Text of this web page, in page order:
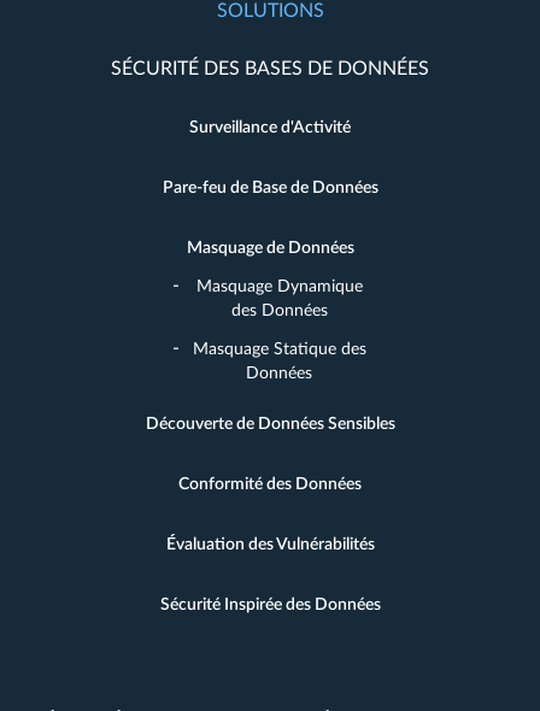
SOLUTIONS
SÉCURITÉ DES BASES DE DONNÉES
Surveillance d'Activité
Pare-feu de Base de Données
Masquage de Données
Masquage Dynamique
des Données
Masquage Statique des
Données
Découverte de Données Sensibles
Conformité des Données
Évaluation des Vulnérabilités
Sécurité Inspirée des Données